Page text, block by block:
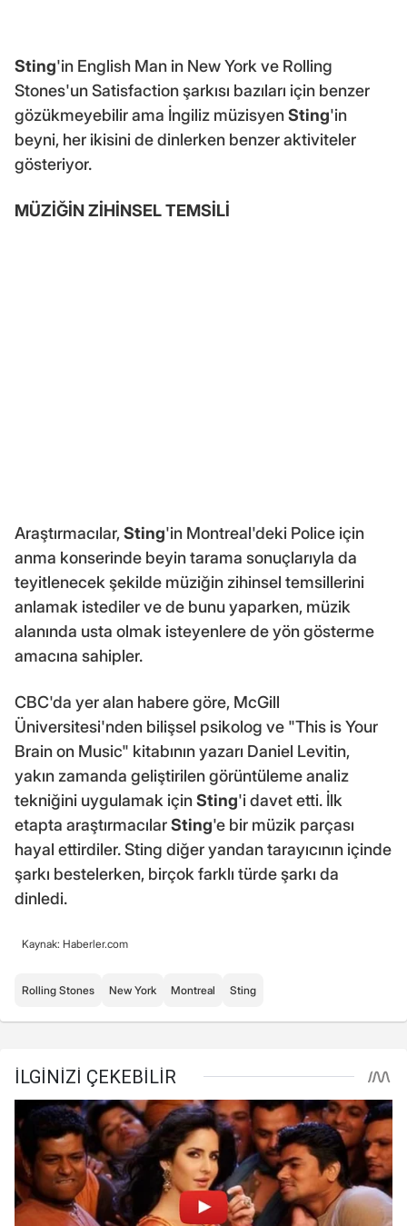
Sting'in English Man in New York ve Rolling
Stones'un Satisfaction şarkısı bazıları için benzer
gözükmeyebilir ama İngiliz müzisyenSting'in
beyni, her ikisini de dinlerken benzer aktiviteler
gösteriyor.
MÜZİĞİN ZİHİNSEL TEMSİLİ
Araştırmacılar,Sting'in Montreal'deki Police için
anma konserinde beyin tarama sonuçlarıyla da
teyitlenecek şekilde müziğin zihinsel temsillerini
anlamak istediler ve de bunu yaparken, müzik
alanında usta olmak isteyenlere de yön gösterme
amacına sahipler.
CBC'da yer alan habere göre, McGill
Üniversitesi'nden bilişsel psikolog ve "This is Your
Brain on Music" kitabının yazarı Daniel Levitin,
yakın zamanda geliştirilen görüntüleme analiz
tekniğini uygulamak içinSting'i davet etti. İlk
etapta araştırmacılarSting'e bir müzik parçası
hayal ettirdiler. Sting diğer yandan tarayıcının içinde
şarkı bestelerken, birçok farklı türde şarkı da
dinledi.
Kaynak: Haberler.com
Rolling Stones New York Montreal Sting